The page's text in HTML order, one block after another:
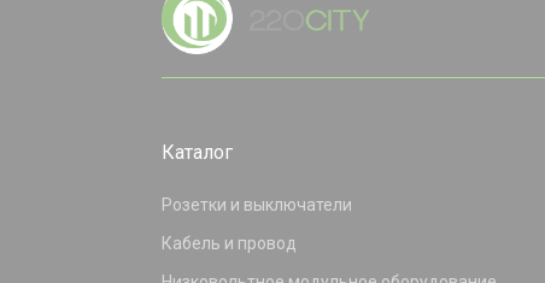
Каталог
Розетки и выключатели
Кабель и провод